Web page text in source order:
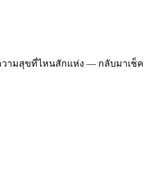
ามสุขที่ไหนสักแห่ง — กลับมาเช็ค